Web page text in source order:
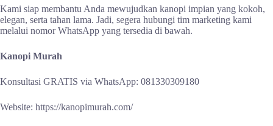
Kami siap membantu Anda mewujudkan kanopi impian yang kokoh,
elegan, serta tahan lama. Jadi, segera hubungi tim marketing kami
melalui nomor WhatsApp yang tersedia di bawah.
Kanopi Murah
Konsultasi GRATIS via WhatsApp: 081330309180
Website: https://kanopimurah.com/